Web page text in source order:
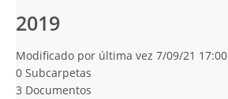
2019
Modificado por última vez 7/09/21 17:00
0 Subcarpetas
3 Documentos